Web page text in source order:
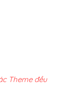
Theme đều